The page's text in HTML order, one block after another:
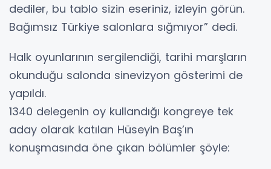
dediler, bu tablo sizin eseriniz, izleyin görün.
Bağımsız Türkiye salonlara sığmıyor” dedi.
Halk oyunlarının sergilendiği, tarihi marşların
okunduğu salonda sinevizyon gösterimi de
yapıldı.
1340 delegenin oy kullandığı kongreye tek
aday olarak katılan Hüseyin Baş’ın
konuşmasında öne çıkan bölümler şöyle: